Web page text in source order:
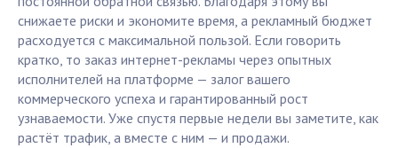
снижаете риски и экономите время, а рекламный бюджет
расходуется с максимальной пользой. Если говорить
кратко, то заказ интернет-рекламы через опытных
исполнителей на платформе — залог вашего
коммерческого успеха и гарантированный рост
узнаваемости. Уже спустя первые недели вы заметите, как
растёт трафик, а вместе с ним — и продажи.